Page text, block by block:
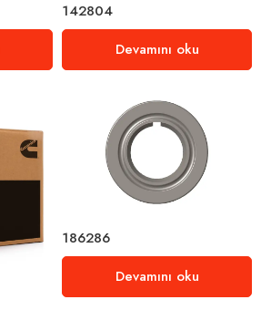
142804
Devamını oku
186286
Devamını oku